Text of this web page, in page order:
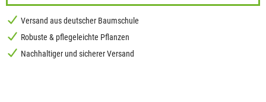
Versand aus deutscher Baumschule
Robuste & pflegeleichte Pflanzen
Nachhaltiger und sicherer Versand